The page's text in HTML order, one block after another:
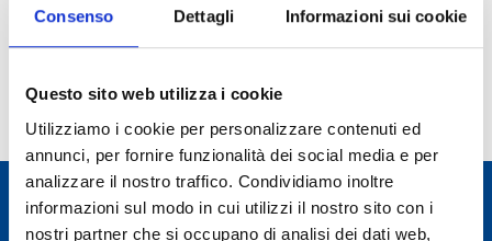
Consenso Dettagli Informazioni sui cookie
Questo sito web utilizza i cookie
Utilizziamo i cookie per personalizzare contenuti ed
annunci, per fornire funzionalità dei social media e per
analizzare il nostro traffico. Condividiamo inoltre
informazioni sul modo in cui utilizzi il nostro sito con i
nostri partner che si occupano di analisi dei dati web,
Ultimo aggiornamento:12 giugno 2026 15:23
ALTRE PAGINE